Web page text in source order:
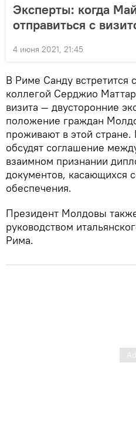
Эксперты: когда
отправиться с
4 июня 2021, 21:45
В Риме Санду встретится
коллегой Серджио
визита — двусторонние
положение граждан
проживают в этой
обсудят соглашение
взаимном признании
документов, касающихся
обеспечения.
Президент Молдовы
руководством
Рима.